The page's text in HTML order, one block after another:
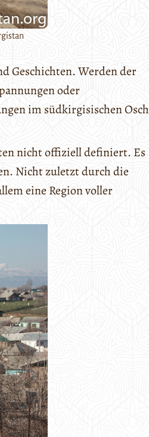
Geschichten. Werden der
oder
im südkirgisischen Osch
nicht offiziell definiert. Es
Nicht zuletzt durch die
eine Region voller